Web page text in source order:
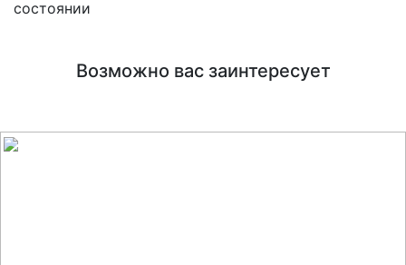
состоянии
Возможно вас заинтересует